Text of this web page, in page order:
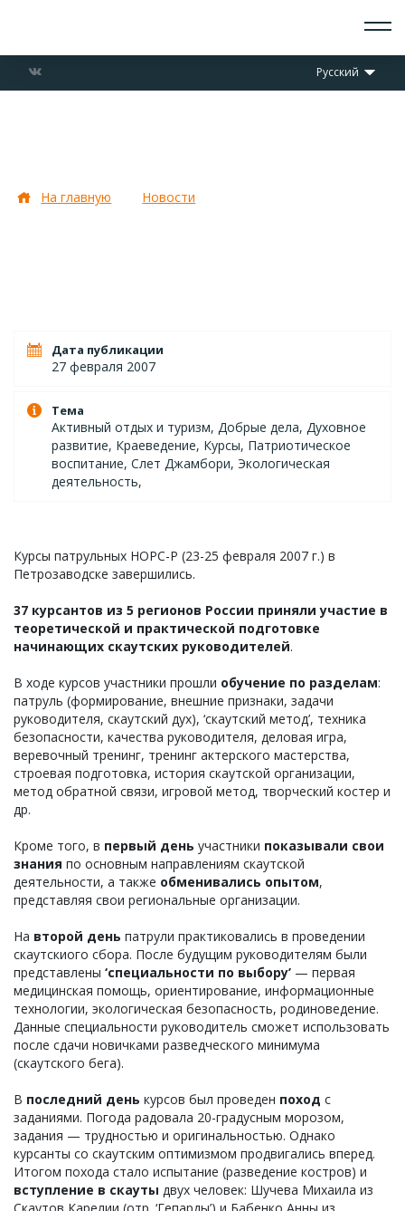
Русский
О СКАУТАХ
КОНТАКТЫ
На главную Новости
Дата публикации
27 февраля 2007
Тема
Активный отдых и туризм, Добрые дела, Духовное
развитие, Краеведение, Курсы, Патриотическое
воспитание, Слет Джамбори, Экологическая
деятельность,
Курсы патрульных НОРС-Р (23-25 февраля 2007 г.) в
Петрозаводске завершились.
37 курсантов из 5 регионов России приняли участие в
теоретической и практической подготовке
начинающих скаутских руководителей.
В ходе курсов участники прошли обучение по разделам:
патруль (формирование, внешние признаки, задачи
руководителя, скаутский дух), ‘скаутский метод’, техника
безопасности, качества руководителя, деловая игра,
веревочный тренинг, тренинг актерского мастерства,
строевая подготовка, история скаутской организации,
метод обратной связи, игровой метод, творческий костер и
др.
Кроме того, в первый день участники показывали свои
знания по основным направлениям скаутской
деятельности, а также обменивались опытом,
представляя свои региональные организации.
На второй день патрули практиковались в проведении
скаутскиого сбора. После будущим руководителям были
представлены ‘специальности по выбору’ — первая
медицинская помощь, ориентирование, информационные
технологии, экологическая безопасность, родиноведение.
Данные специальности руководитель сможет использовать
после сдачи новичками разведческого минимума
(скаутского бега).
В последний день курсов был проведен поход с
заданиями. Погода радовала 20-градусным морозом,
задания — трудностью и оригинальностью. Однако
курсанты со скаутским оптимизмом продвигались вперед.
Итогом похода стало испытание (разведение костров) и
вступление в скауты двух человек: Шучева Михаила из